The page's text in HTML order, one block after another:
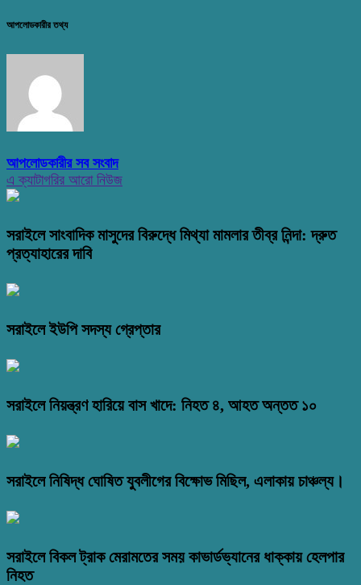
আপলোডকারীর তথ্য
আপলোডকারীর সব সংবাদ
এ ক্যাটাগরির আরো নিউজ
সরাইলে সাংবাদিক মাসুদের বিরুদ্ধে মিথ্যা মামলার তীব্র নিন্দা: দ্রুত
প্রত্যাহারের দাবি
সরাইলে ইউপি সদস্য গ্রেপ্তার
সরাইলে নিয়ন্ত্রণ হারিয়ে বাস খাদে: নিহত ৪, আহত অন্তত ১০
সরাইলে নিষিদ্ধ ঘোষিত যুবলীগের বিক্ষোভ মিছিল, এলাকায় চাঞ্চল্য।
সরাইলে বিকল ট্রাক মেরামতের সময় কাভার্ডভ্যানের ধাক্কায় হেলপার
নিহত